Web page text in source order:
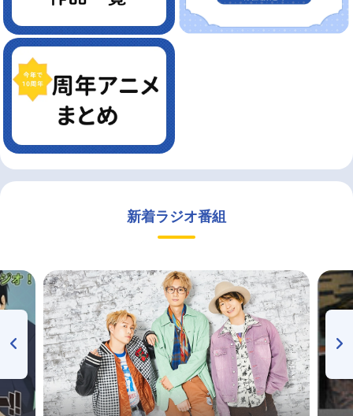
新着ラジオ番組